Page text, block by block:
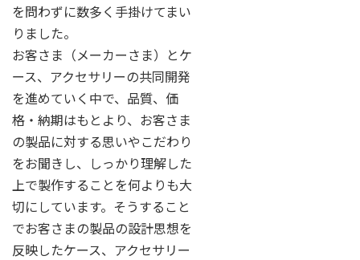
を問わずに数多く手掛けてまい
りました。
お客さま（メーカーさま）とケ
ース、アクセサリーの共同開発
を進めていく中で、品質、価
格・納期はもとより、お客さま
の製品に対する思いやこだわり
をお聞きし、しっかり理解した
上で製作することを何よりも大
切にしています。そうすること
でお客さまの製品の設計思想を
反映したケース、アクセサリー